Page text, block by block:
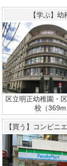
【学ぶ】幼
区立明正幼稚園・
校（369m
【買う】コンビニ